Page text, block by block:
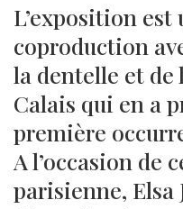
L’exposition est
coproduction
la dentelle et de
Calais qui en a
première
A l’occasion de
parisienne, Elsa